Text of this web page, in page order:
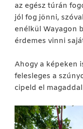
az egész túrán
jól fog jönni,
enélkül Wayagon
érdemes vinni
Ahogy a képeken
felesleges a
cipeld el